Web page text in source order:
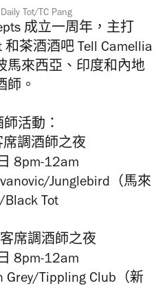
Tot/TC Pang
成立一周年，主打
和茶酒酒吧 Tell Camellia
馬來西亞、印度和內地
師。
活動：
席調酒師之夜
8pm-12am
Junglebird（馬來
Tot
客席調酒師之夜
8pm-12am
Grey/Tippling Club（新